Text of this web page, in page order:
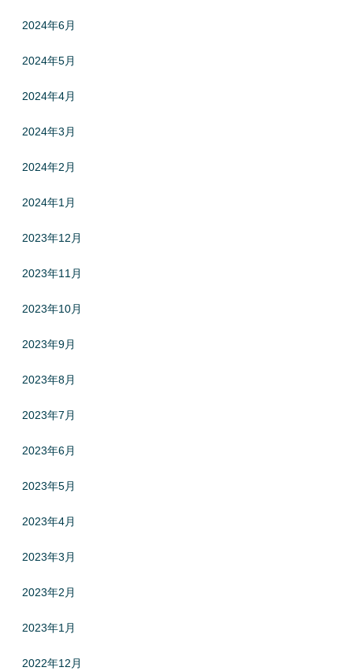
2024年6月
2024年5月
2024年4月
2024年3月
2024年2月
2024年1月
2023年12月
2023年11月
2023年10月
2023年9月
2023年8月
2023年7月
2023年6月
2023年5月
2023年4月
2023年3月
2023年2月
2023年1月
2022年12月